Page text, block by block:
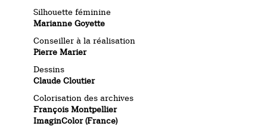
Silhouette féminine
Marianne Goyette
Conseiller à la réalisation
Pierre Marier
Dessins
Claude Cloutier
Colorisation des archives
François Montpellier
ImaginColor (France)